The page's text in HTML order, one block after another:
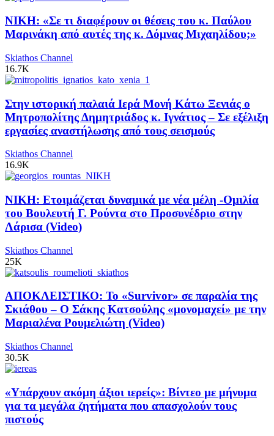
ΝΙΚΗ: «Σε τι διαφέρουν οι θέσεις του κ. Παύλου
Μαρινάκη από αυτές της κ. Δόμνας Μιχαηλίδου;»
Skiathos Channel
16.7K
Στην ιστορική παλαιά Ιερά Μονή Κάτω Ξενιάς ο
Μητροπολίτης Δημητριάδος κ. Ιγνάτιος – Σε εξέλιξη
εργασίες αναστήλωσης από τους σεισμούς
Skiathos Channel
16.9K
ΝΙΚΗ: Ετοιμάζεται δυναμικά με νέα μέλη -Ομιλία
του Βουλευτή Γ. Ρούντα στο Προσυνέδριο στην
Λάρισα (Video)
Skiathos Channel
25K
ΑΠΟΚΛΕΙΣΤΙΚΟ: Το «Survivor» σε παραλία της
Σκιάθου – Ο Σάκης Κατσούλης «μονομαχεί» με την
Μαριαλένα Ρουμελιώτη (Video)
Skiathos Channel
30.5K
«Υπάρχουν ακόμη άξιοι ιερείς»: Βίντεο με μήνυμα
για τα μεγάλα ζητήματα που απασχολούν τους
πιστούς